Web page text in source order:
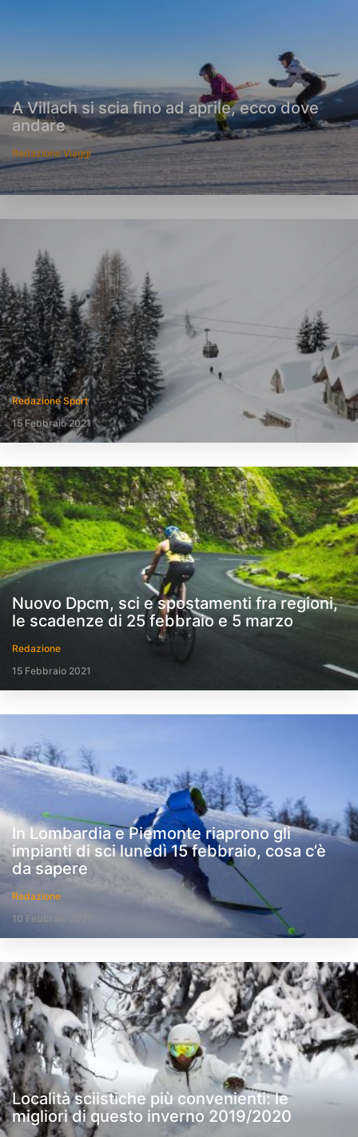
A Villach si scia fino ad aprile, ecco dove
andare
Redazione Viaggi
27 Febbraio 2025
Redazione Sport
15 Febbraio 2021
Nuovo Dpcm, sci e spostamenti fra regioni,
le scadenze di 25 febbraio e 5 marzo
Redazione
15 Febbraio 2021
In Lombardia e Piemonte riaprono gli
impianti di sci lunedì 15 febbraio, cosa c’è
da sapere
Redazione
10 Febbraio 2021
Località sciistiche più convenienti: le
migliori di questo inverno 2019/2020